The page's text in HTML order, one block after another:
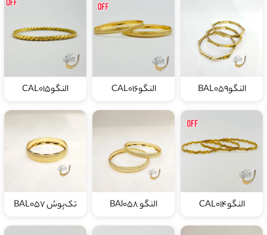
النگوBAL059 النگوCAL016 النگوCAL015
النگوCAL014 النگو BAl058 تک‌پوش BAL057